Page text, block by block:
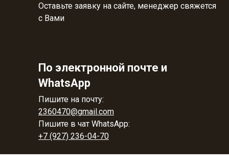
Оставьте заявку на сайте, менеджер свяжется
с Вами
По электронной почте и
WhatsApp
Пишите на почту:
2360470@gmail.com
Пишите в чат WhatsApp:
+7 (927) 236-04-70